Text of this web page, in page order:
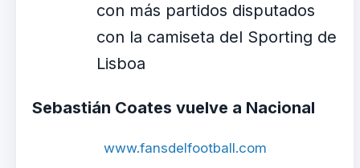
con más partidos disputados
con la camiseta del Sporting de
Lisboa
Sebastián Coates vuelve a Nacional
www.fansdelfootball.com